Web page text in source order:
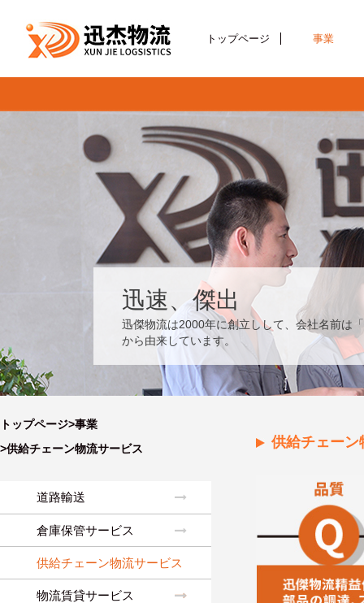
トップページ 事業
迅速、傑出
迅傑物流は2000年に創立しして、会社名前は
から由来しています。
トップページ>事業
>供給チェーン物流サービス
道路輸送
倉庫保管サービス
供給チェーン物流サービス
物流賃貸サービス
供給チェーン